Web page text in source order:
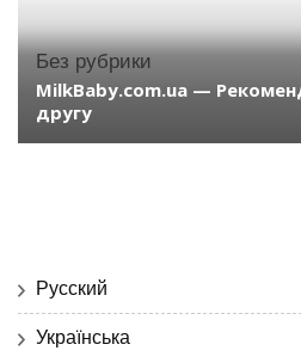
Без рубрики
MilkBaby.com.ua —
другу
Русский
Українська